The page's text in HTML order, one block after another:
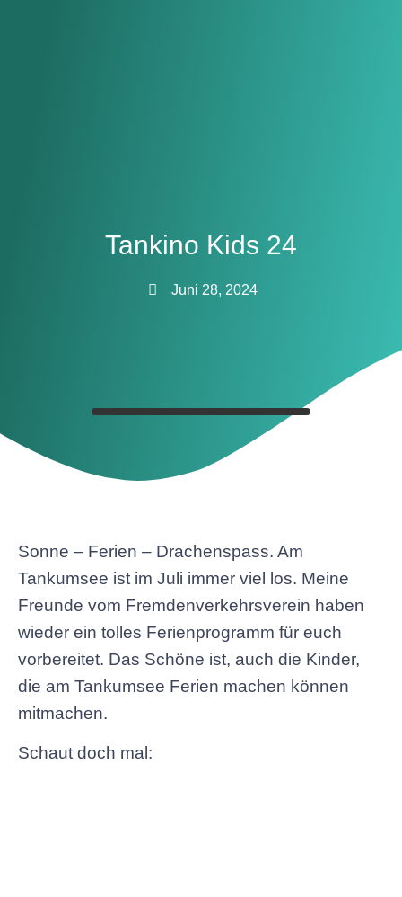
Tankino Kids 24
Juni 28, 2024
Sonne – Ferien – Drachenspass. Am
Tankumsee ist im Juli immer viel los. Meine
Freunde vom Fremdenverkehrsverein haben
wieder ein tolles Ferienprogramm für euch
vorbereitet. Das Schöne ist, auch die Kinder,
die am Tankumsee Ferien machen können
mitmachen.
Schaut doch mal: